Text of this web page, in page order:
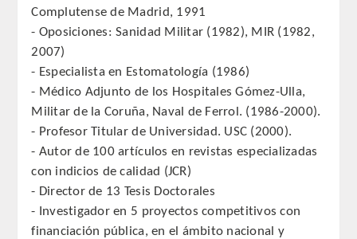
CIENCIAS BASICAS MEDICAS
AFINES A LA ODONTOLOGIA
HUMANIDADES Y CIENCIAS
MEDICO-JURIDICAS
TECNOLOGIAS SANITARIAS
ESTOMATOLOGIA MEDICO-
Complutense de Madrid, 1991
- Oposiciones: Sanidad Militar (1982), MIR (1982,
2007)
- Especialista en Estomatología (1986)
- Médico Adjunto de los Hospitales Gómez-Ulla,
Militar de la Coruña, Naval de Ferrol. (1986-2000).
- Profesor Titular de Universidad. USC (2000).
- Autor de 100 artículos en revistas especializadas
con indicios de calidad (JCR)
- Director de 13 Tesis Doctorales
- Investigador en 5 proyectos competitivos con
financiación pública, en el ámbito nacional y